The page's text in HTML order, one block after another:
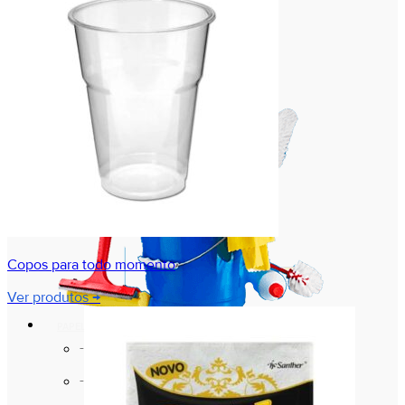
Bandejas de Papelão
Bandejas de Papelão Laminadas
Copos para todo momento
Ver produtos →